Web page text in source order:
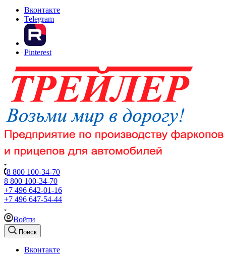
Вконтакте
Telegram
Pinterest
8 800 100-34-70
8 800 100-34-70
+7 496 642-01-16
+7 496 647-54-44
Войти
Поиск
Вконтакте